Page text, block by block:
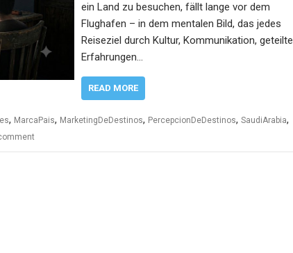
ein Land zu besuchen, fällt lange vor dem
Flughafen – in dem mentalen Bild, das jedes
Reiseziel durch Kultur, Kommunikation, geteilte
Erfahrungen…
READ MORE
, MarcaPais, MarketingDeDestinos, PercepcionDeDestinos, SaudiArabia,